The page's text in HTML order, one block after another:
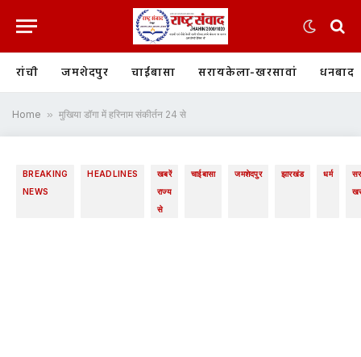
रांची जमशेदपुर चाईबासा सरायकेला-खरसावां धनबाद
Home » मुखिया डॉगा में हरिनाम संकीर्तन 24 से
BREAKING
NEWS
HEADLINES
खबरें
राज्य
से
चाईबासा जमशेदपुर झारखंड धर्म